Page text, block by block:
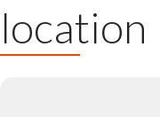
location